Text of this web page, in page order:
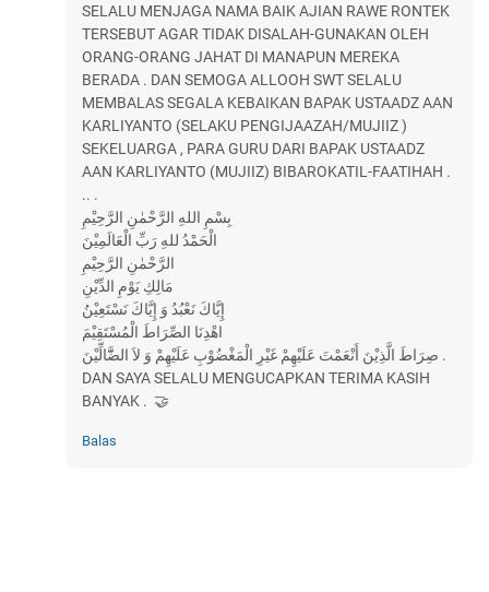
SELALU MENJAGA NAMA BAIK AJIAN RAWE RONTEK
TERSEBUT AGAR TIDAK DISALAH-GUNAKAN OLEH
ORANG-ORANG JAHAT DI MANAPUN MEREKA
BERADA . DAN SEMOGA ALLOOH SWT SELALU
MEMBALAS SEGALA KEBAIKAN BAPAK USTAADZ AAN
KARLIYANTO (SELAKU PENGIJAAZAH/MUJIIZ )
SEKELUARGA , PARA GURU DARI BAPAK USTAADZ
AAN KARLIYANTO (MUJIIZ) BIBAROKATIL-FAATIHAH .
.. .
بِسْمِ اللهِ الرَّحْمٰنِ الرَّحِيْمِ
الْحَمْدُ للهِ رَبِّ الْعَالَمِيْنَ
الرَّحْمٰنِ الرَّحِيْمِ
مَالِكِ يَوْمِ الدِّيْنِ
إِيَّاكَ نَعْبُدُ وَ إِيَّاكَ نَسْتَعِيْنُ
اهْدِنَا الصِّرَاطَ الْمُسْتَقِيْمَ
صِرَاطَ الَّذِيْنَ أَنْعَمْتَ عَلَيْهِمْ غَيْرِ الْمَغْضُوْبِ عَلَيْهِمْ وَ لاَ الضَّٓالِّيْنَ .
DAN SAYA SELALU MENGUCAPKAN TERIMA KASIH
BANYAK . 🤝
Balas